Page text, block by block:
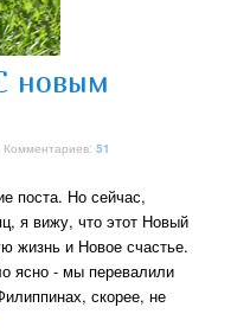
новым
Комментариев:51
поста. Но сейчас,
я вижу, что этот Новый
жизнь и Новое счастье.
ясно - мы перевалили
скорее, не